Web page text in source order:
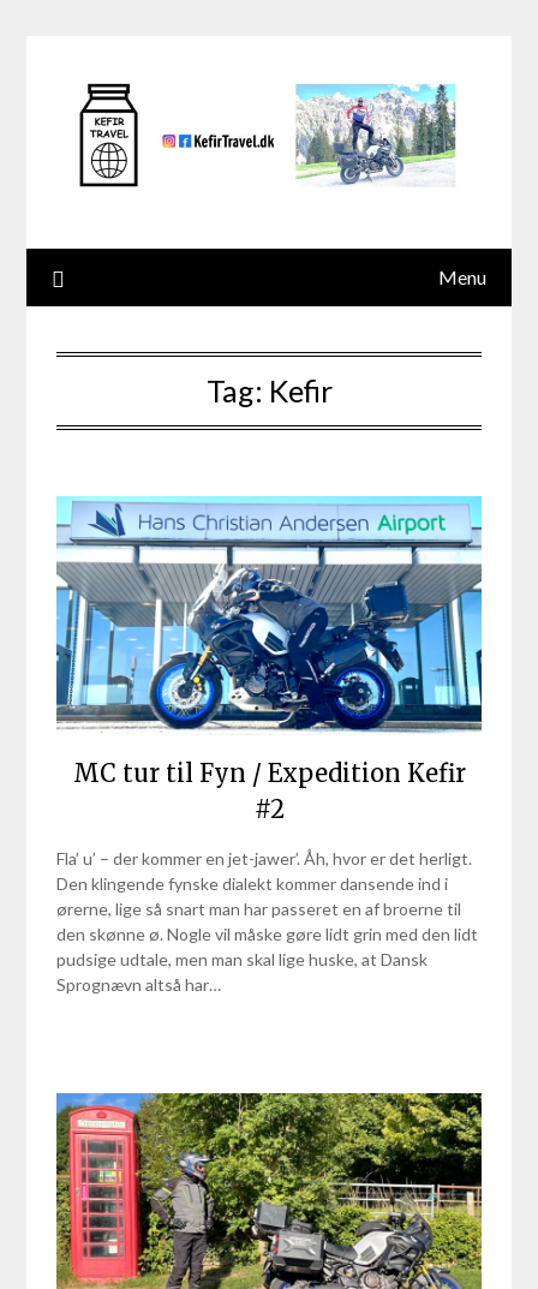
Menu
Tag: Kefir
MC tur til Fyn / Expedition Kefir
#2
Fla’ u’ – der kommer en jet-jawer’. Åh, hvor er det herligt.
Den klingende fynske dialekt kommer dansende ind i
ørerne, lige så snart man har passeret en af broerne til
den skønne ø. Nogle vil måske gøre lidt grin med den lidt
pudsige udtale, men man skal lige huske, at Dansk
Sprognævn altså har…